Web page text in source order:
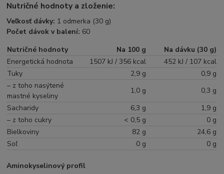
Nutričné hodnoty a zloženie:
Veľkosť dávky: 1 odmerka (30 g)
Počet dávok v balení: 60
Nutričné hodnoty
Na 100 g
Na dávku (30 g)
Energetická hodnota
1507 kJ / 356 kcal
452 kJ / 107 kcal
Tuky
2,9 g
0,9 g
– z toho nasýtené
mastné kyseliny
1,0 g
0,3 g
Sacharidy
6,3 g
1,9 g
– z toho cukry
< 0,5 g
0 g
Bielkoviny
82 g
24,6 g
Soľ
0 g 0 g
Aminokyselinový profil